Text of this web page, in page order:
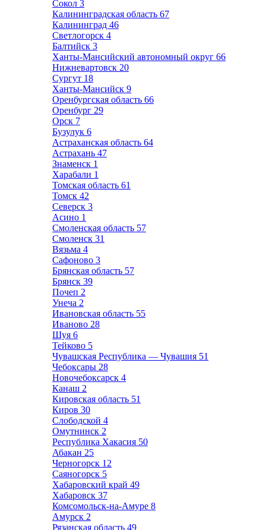
Сокол 3
Калининградская область 67
Калининград 46
Светлогорск 4
Балтийск 3
Ханты-Мансийский автономный округ 66
Нижневартовск 20
Сургут 18
Ханты-Мансийск 9
Оренбургская область 66
Оренбург 29
Орск 7
Бузулук 6
Астраханская область 64
Астрахань 47
Знаменск 1
Харабали 1
Томская область 61
Томск 42
Северск 3
Асино 1
Смоленская область 57
Смоленск 31
Вязьма 4
Сафоново 3
Брянская область 57
Брянск 39
Почеп 2
Унеча 2
Ивановская область 55
Иваново 28
Шуя 6
Тейково 5
Чувашская Республика — Чувашия 51
Чебоксары 28
Новочебоксарск 4
Канаш 2
Кировская область 51
Киров 30
Слободской 4
Омутнинск 2
Республика Хакасия 50
Абакан 25
Черногорск 12
Саяногорск 5
Хабаровский край 49
Хабаровск 37
Комсомольск-на-Амуре 8
Амурск 2
Рязанская область 49